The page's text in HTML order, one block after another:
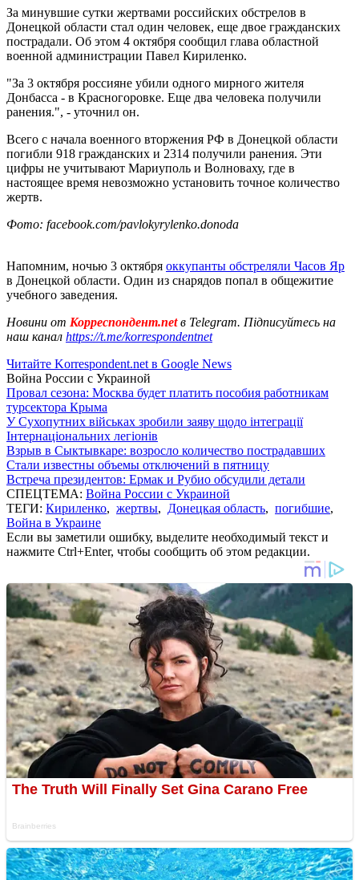
За минувшие сутки жертвами российских обстрелов в
Донецкой области стал один человек, еще двое гражданских
пострадали. Об этом 4 октября сообщил глава областной
военной администрации Павел Кириленко.
"За 3 октября россияне убили одного мирного жителя
Донбасса - в Красногоровке. Еще два человека получили
ранения.", - уточнил он.
Всего с начала военного вторжения РФ в Донецкой области
погибли 918 гражданских и 2314 получили ранения. Эти
цифры не учитывают Мариуполь и Волноваху, где в
настоящее время невозможно установить точное количество
жертв.
Фото: facebook.com/pavlokyrylenko.donoda
Напомним, ночью 3 октября оккупанты обстреляли Часов Яр
в Донецкой области. Один из снарядов попал в общежитие
учебного заведения.
Новини от Корреспондент.netв Telegram. Підписуйтесь на
наш канал https://t.me/korrespondentnet
Читайте Korrespondent.net в Google News
Война России с Украиной
Провал сезона: Москва будет платить пособия работникам
турсектора Крыма
У Сухопутних військах зробили заяву щодо інтеграції
Інтернаціональних легіонів
Взрыв в Сыктывкаре: возросло количество пострадавших
Стали известны объемы отключений в пятницу
Встреча президентов: Ермак и Рубио обсудили детали
СПЕЦТЕМА: Война России с Украиной
ТЕГИ: Кириленко, жертвы, Донецкая область, погибшие,
Война в Украине
Если вы заметили ошибку, выделите необходимый текст и
нажмите Ctrl+Enter, чтобы сообщить об этом редакции.